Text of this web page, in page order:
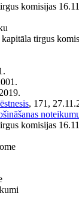
komisijas
tirgus
, 171,
komisijas